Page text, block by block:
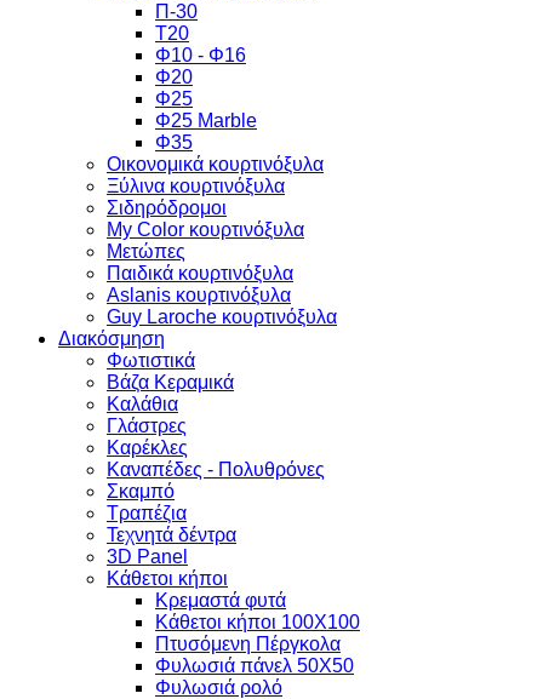
Π-30
Τ20
Φ10 - Φ16
Φ20
Φ25
Φ25 Marble
Φ35
Οικονομικά κουρτινόξυλα
Ξύλινα κουρτινόξυλα
Σιδηρόδρομοι
My Color κουρτινόξυλα
Μετώπες
Παιδικά κουρτινόξυλα
Aslanis κουρτινόξυλα
Guy Laroche κουρτινόξυλα
Διακόσμηση
Φωτιστικά
Βάζα Κεραμικά
Καλάθια
Γλάστρες
Καρέκλες
Καναπέδες - Πολυθρόνες
Σκαμπό
Τραπέζια
Τεχνητά δέντρα
3D Panel
Κάθετοι κήποι
Κρεμαστά φυτά
Κάθετοι κήποι 100Χ100
Πτυσόμενη Πέργκολα
Φυλωσιά πάνελ 50Χ50
Φυλωσιά ρολό